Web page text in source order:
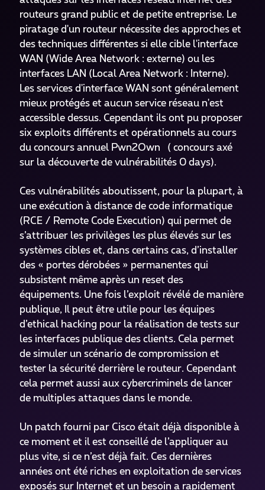
routeurs grand public et de petite entreprise. Le
piratage d'un routeur nécessite des approches et
des techniques différentes si elle cible l'interface
WAN (Wide Area Network : externe) ou les
interfaces LAN (Local Area Network : Interne).
Les services d'interface WAN sont généralement
mieux protégés et aucun service réseau n'est
accessible dessus. Cependant ils ont pu proposer
six exploits différents et opérationnels au cours
du concours annuel Pwn2Own ( concours axé
sur la découverte de vulnérabilités 0 days).
Ces vulnérabilités aboutissent, pour la plupart, à
une exécution à distance de code informatique
(RCE / Remote Code Execution) qui permet de
s’attribuer les privilèges les plus élevés sur les
systèmes cibles et, dans certains cas, d’installer
des « portes dérobées » permanentes qui
subsistent même après un reset des
équipements. Une fois l’exploit révélé de manière
publique, Il peut être utile pour les équipes
d’ethical hacking pour la réalisation de tests sur
les interfaces publique des clients. Cela permet
de simuler un scénario de compromission et
tester la sécurité derrière le routeur. Cependant
cela permet aussi aux cybercriminels de lancer
de multiples attaques dans le monde.
Un patch fourni par Cisco était déjà disponible à
ce moment et il est conseillé de l’appliquer au
plus vite, si ce n’est déjà fait. Ces dernières
années ont été riches en exploitation de services
exposés sur Internet et un besoin a rapidement